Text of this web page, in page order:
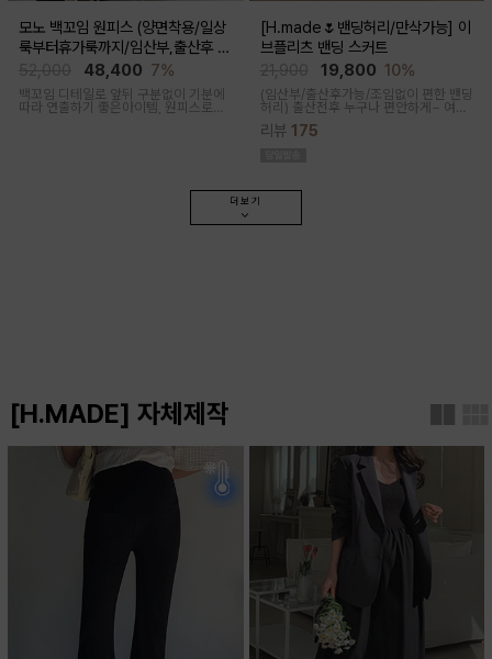
모노 백꼬임 원피스 (양면착용/일상
룩부터휴가룩까지/임산부,출산후 가
48,400 7%
백꼬임 디테일로 앞뒤 구분없이 기분에
따라 연출하기 좋은아이템, 원피스로도,
[H.made🌷밴딩허리/만삭가능] 이
브플리츠 밴딩 스커트
19,800 10%
(임산부/출산후가능/조임없이 편한 밴딩
허리) 출산전후 누구나 편안하게~ 여성
운 플리츠 스커트
리뷰 175
더보기
[H.MADE] 자체제작